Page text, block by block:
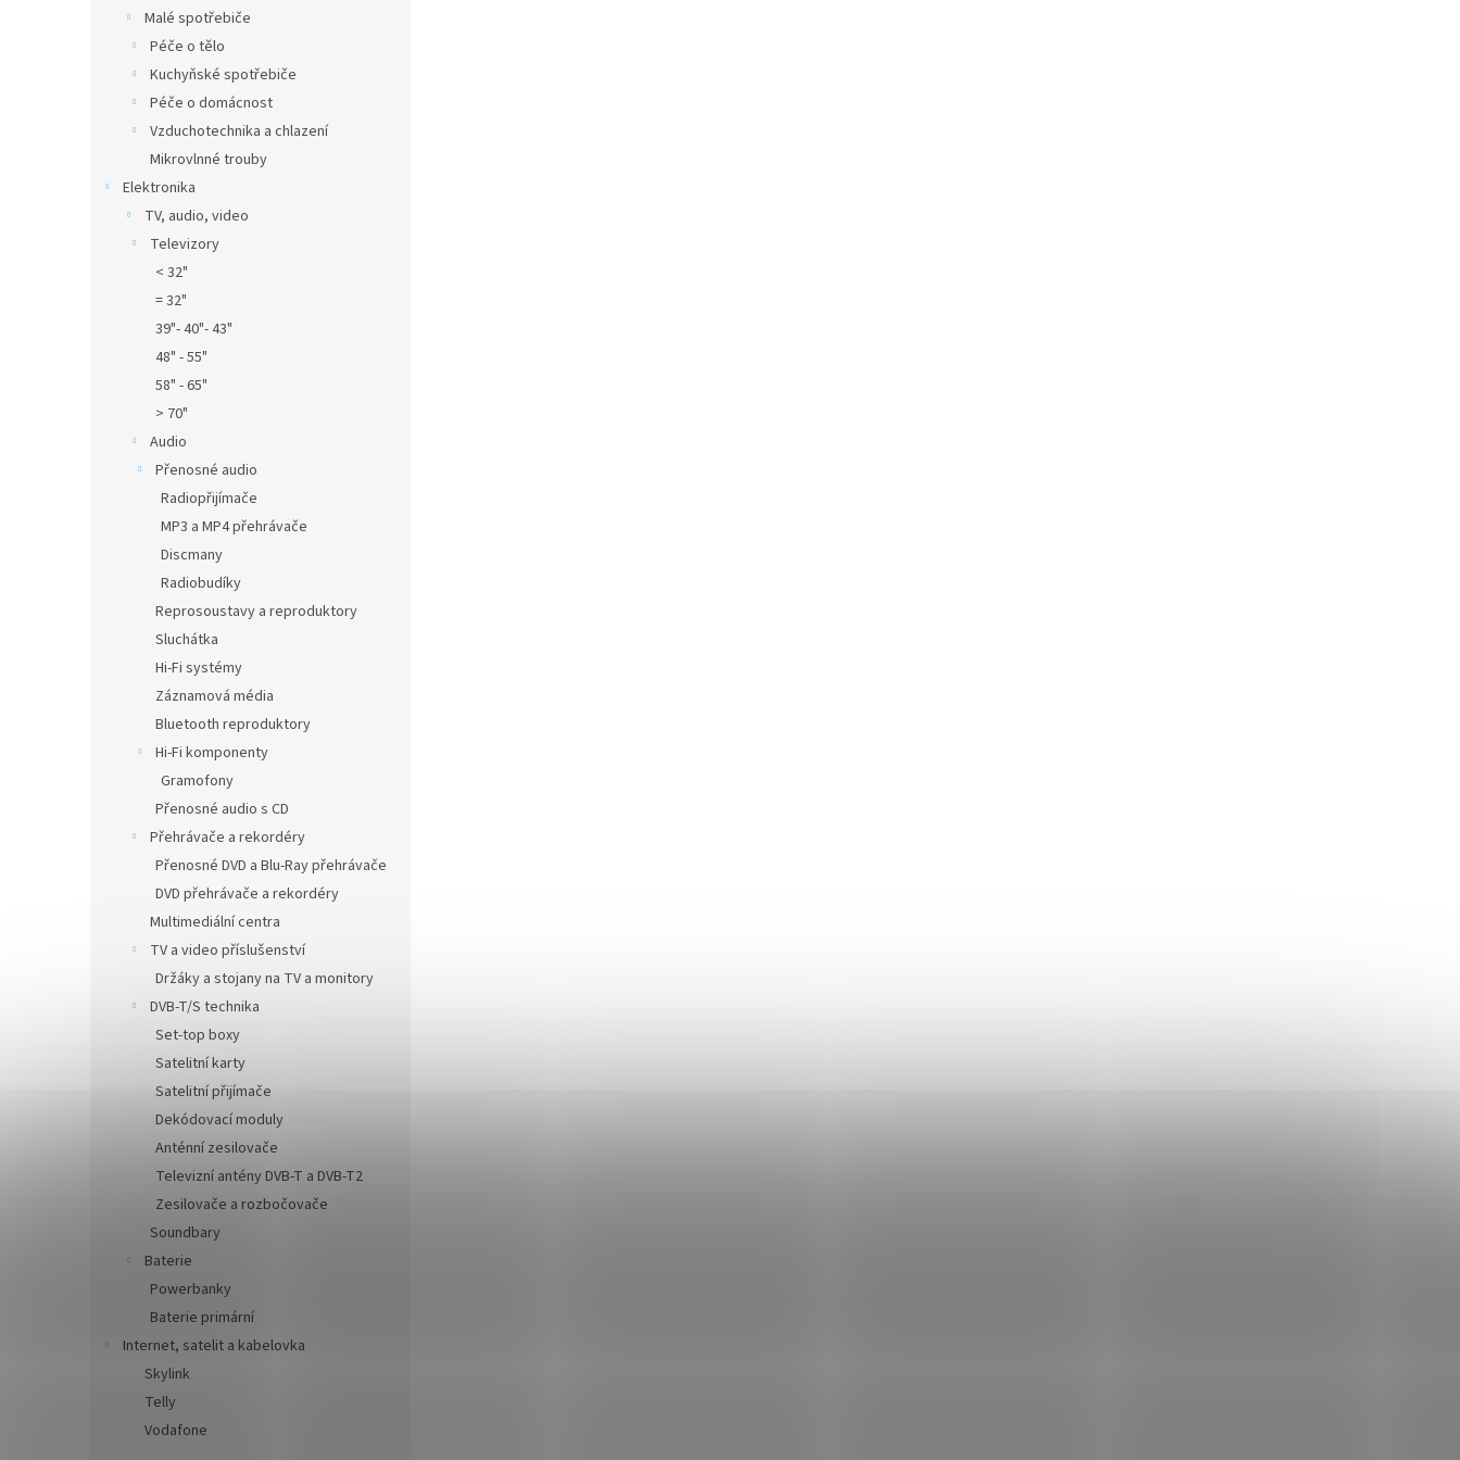
Malé spotřebiče
Péče o tělo
Kuchyňské spotřebiče
Péče o domácnost
Vzduchotechnika a chlazení
Mikrovlnné trouby
Elektronika
TV, audio, video
Televizory
< 32"
= 32"
39"- 40"- 43"
48" - 55"
58" - 65"
> 70"
Audio
Přenosné audio
Radiopřijímače
MP3 a MP4 přehrávače
Discmany
Radiobudíky
Reprosoustavy a reproduktory
Sluchátka
Hi-Fi systémy
Záznamová média
Bluetooth reproduktory
Hi-Fi komponenty
Gramofony
Přenosné audio s CD
Přehrávače a rekordéry
Přenosné DVD a Blu-Ray přehrávače
DVD přehrávače a rekordéry
Multimediální centra
TV a video příslušenství
Držáky a stojany na TV a monitory
DVB-T/S technika
Set-top boxy
Satelitní karty
Satelitní přijímače
Dekódovací moduly
Anténní zesilovače
Televizní antény DVB-T a DVB-T2
Zesilovače a rozbočovače
Soundbary
Baterie
Powerbanky
Baterie primární
Internet, satelit a kabelovka
Skylink
Telly
Vodafone